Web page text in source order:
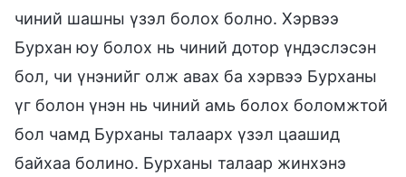
чиний шашны үзэл болох болно. Хэрвээ
Бурхан юу болох нь чиний дотор үндэслэсэн
бол, чи үнэнийг олж авах ба хэрвээ Бурханы
үг болон үнэн нь чиний амь болох боломжтой
бол чамд Бурханы талаарх үзэл цаашид
байхаа болино. Бурханы талаар жинхэнэ